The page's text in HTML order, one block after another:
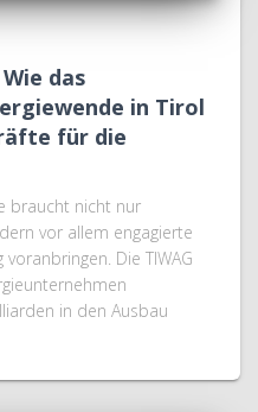
das
in Tirol
für die
braucht nicht nur
vor allem engagierte
Die TIWAG
in den Ausbau